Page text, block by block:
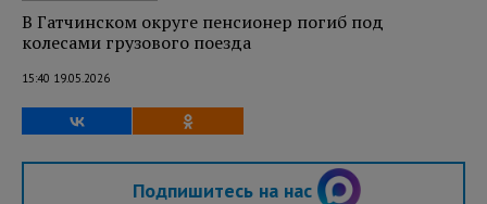
В Гатчинском округе пенсионер погиб под
колесами грузового поезда
15:40 19.05.2026
Подпишитесь на нас